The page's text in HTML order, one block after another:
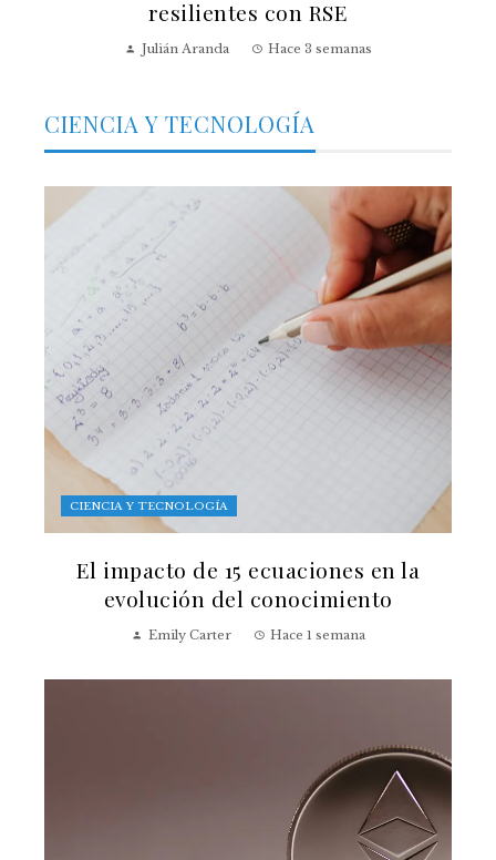
resilientes con RSE
Julián Aranda Hace 3 semanas
CIENCIA Y TECNOLOGÍA
CIENCIA Y TECNOLOGÍA
El impacto de 15 ecuaciones en la
evolución del conocimiento
Emily Carter Hace 1 semana